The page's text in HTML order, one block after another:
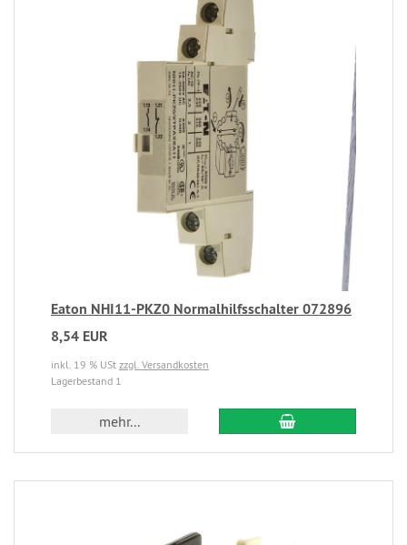
Eaton NHI11-PKZ0 Normalhilfsschalter 072896
8,54 EUR
inkl. 19 % USt zzgl. Versandkosten
Lagerbestand 1
mehr...